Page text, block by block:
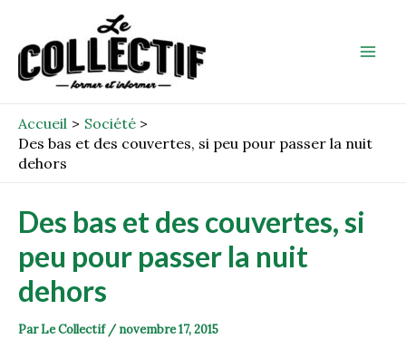
contenu
Accueil
Société
Des bas et des couvertes, si peu pour passer la nuit
dehors
Des bas et des couvertes, si
peu pour passer la nuit
dehors
ParLe Collectif / novembre 17, 2015
navigation